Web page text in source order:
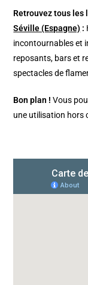
Retrouvez tous
Séville (Espagne) :
incontournables et
reposants, bars et
spectacles de
Bon plan ! Vous
une utilisation hors